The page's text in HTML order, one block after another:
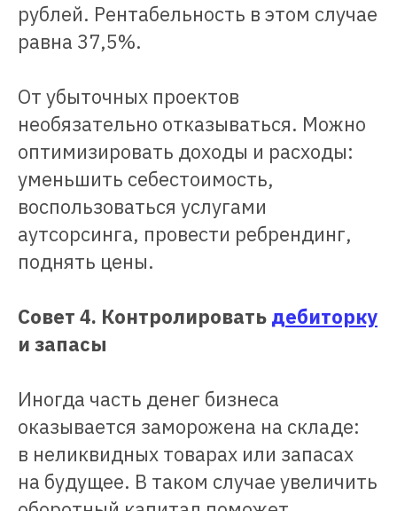
рублей. Рентабельность в этом случае
равна 37,5%.
От убыточных проектов
необязательно отказываться. Можно
оптимизировать доходы и расходы:
уменьшить себестоимость,
воспользоваться услугами
аутсорсинга, провести ребрендинг,
поднять цены.
Совет 4. Контролировать дебиторку
и запасы
Иногда часть денег бизнеса
оказывается заморожена на складе:
в неликвидных товарах или запасах
на будущее. В таком случае увеличить